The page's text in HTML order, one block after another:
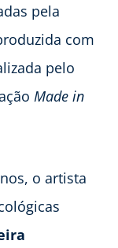
pela
com
pelo
Made in
o artista